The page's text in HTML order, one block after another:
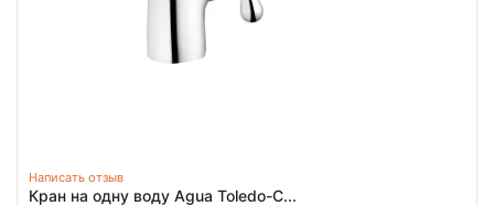
Написать отзыв
Кран на одну воду Agua Toledo-C...